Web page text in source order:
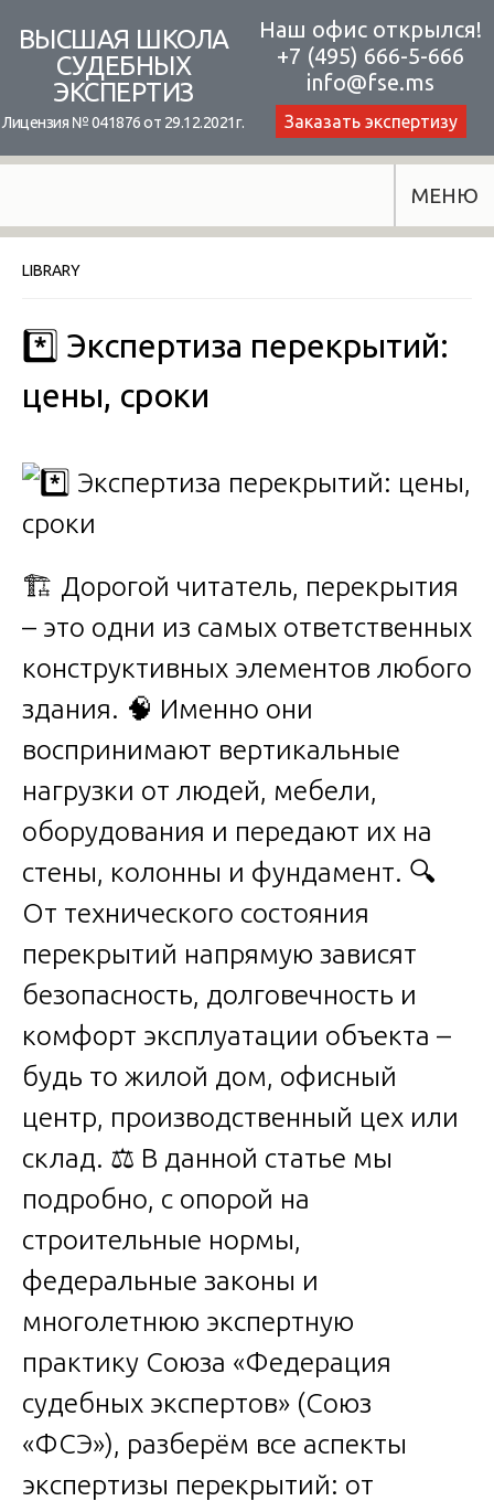
content
ВЫСШАЯ ШКОЛА
СУДЕБНЫХ
ЭКСПЕРТИЗ
Лицензия № 041876 от 29.12.2021г.
Наш офис открылся!
+7 (495) 666-5-666
info@fse.ms
Заказать экспертизу
МЕНЮ
LIBRARY
*️⃣ Экспертиза перекрытий:
цены, сроки
🏗️ Дорогой читатель, перекрытия
– это одни из самых ответственных
конструктивных элементов любого
здания. 🧠 Именно они
воспринимают вертикальные
нагрузки от людей, мебели,
оборудования и передают их на
стены, колонны и фундамент. 🔍
От технического состояния
перекрытий напрямую зависят
безопасность, долговечность и
комфорт эксплуатации объекта –
будь то жилой дом, офисный
центр, производственный цех или
склад. ⚖️ В данной статье мы
подробно, с опорой на
строительные нормы,
федеральные законы и
многолетнюю экспертную
практику Союза «Федерация
судебных экспертов» (Союз
«ФСЭ»), разберём все аспекты
экспертизы перекрытий: от